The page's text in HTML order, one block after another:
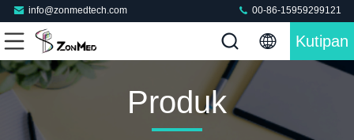
info@zonmedtech.com 00-86-15959299121
Kutipan
Produk